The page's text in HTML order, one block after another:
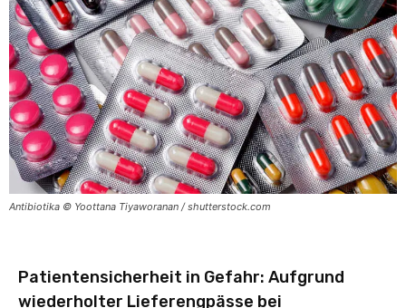
Antibiotika © Yoottana Tiyaworanan / shutterstock.com
Patientensicherheit in Gefahr: Aufgrund
wiederholter Lieferengpässe bei